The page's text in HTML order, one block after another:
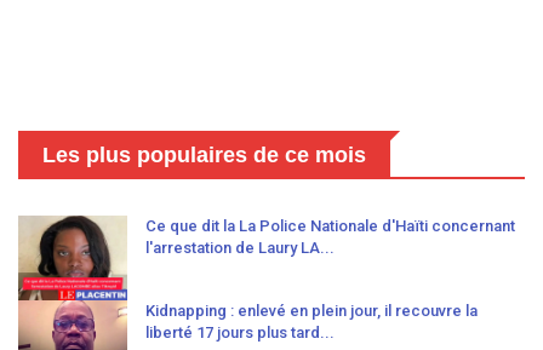
Les plus populaires de ce mois
Ce que dit la La Police Nationale d'Haïti concernant
l'arrestation de Laury LA...
Kidnapping : enlevé en plein jour, il recouvre la
liberté 17 jours plus tard...